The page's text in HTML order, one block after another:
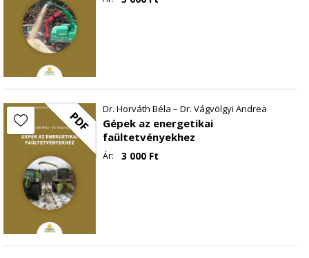
PDF Dr. Horváth Béla – Dr. Vágvölgyi Andrea
Gépek az energetikai
faültetvényekhez
Ár: 3 000 Ft